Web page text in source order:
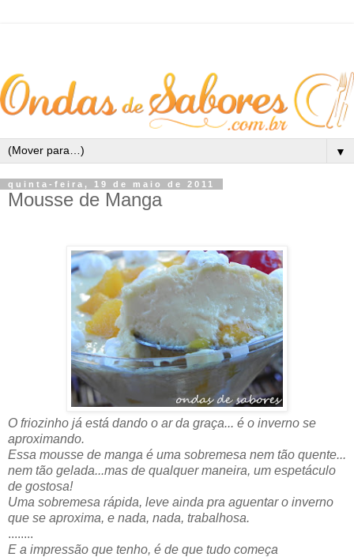
▼
quinta-feira, 19 de maio de 2011
Mousse de Manga
O friozinho já está dando o ar da graça... é o inverno se
aproximando.
Essa mousse de manga é uma sobremesa nem tão quente...
nem tão gelada...mas de qualquer maneira, um espetáculo
de gostosa!
Uma sobremesa rápida, leve ainda pra aguentar o inverno
que se aproxima, e nada, nada, trabalhosa.
........
E a impressão que tenho, é de que tudo começa